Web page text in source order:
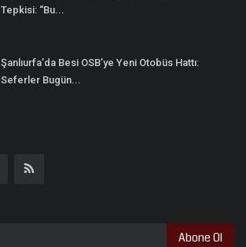
Tepkisi: “Bu...
Şanlıurfa’da Besi OSB’ye Yeni Otobüs Hattı:
Seferler Bugün...
Abone Ol